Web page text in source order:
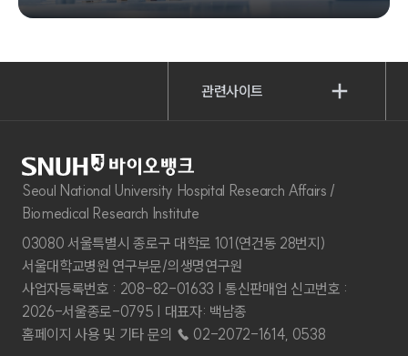
관련사이트
Seoul National University Hospital Research Affairs /
Biomedical Research Institute
03080 서울특별시 종로구 대학로 101(연건동 28번지)
서울대학교병원 연구부문/의생명연구원
사업자등록번호 : 208-82-01633 | 통신판매업 신고번호 :
2026-서울종로-0795 | 대표자: 백남종
홈페이지 사용 및 기타 문의 ☎ 02-2072-1614, 0538